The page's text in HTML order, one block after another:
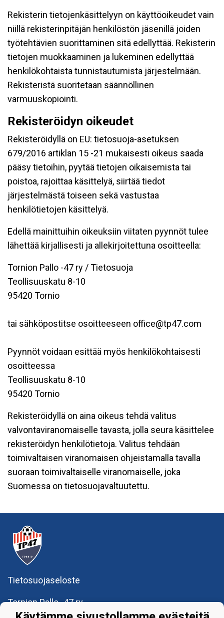
Rekisterin tietojenkäsittelyyn on käyttöoikeudet vain
niillä rekisterinpitäjän henkilöstön jäsenillä joiden
työtehtävien suorittaminen sitä edellyttää. Rekisterin
tietojen muokkaaminen ja lukeminen edellyttää
henkilökohtaista tunnistautumista järjestelmään.
Rekisteristä suoritetaan säännöllinen
varmuuskopiointi.
Rekisteröidyn oikeudet
Rekisteröidyllä on EU: tietosuoja-asetuksen
679/2016 artiklan 15 -21 mukaisesti oikeus saada
pääsy tietoihin, pyytää tietojen oikaisemista tai
poistoa, rajoittaa käsittelyä, siirtää tiedot
järjestelmästä toiseen sekä vastustaa
henkilötietojen käsittelyä.
Edellä mainittuihin oikeuksiin viitaten pyynnöt tulee
lähettää kirjallisesti ja allekirjoitettuna osoitteella:
Tornion Pallo -47 ry / Tietosuoja
Teollisuuskatu 8-10
95420 Tornio
tai sähköpostitse osoitteeseen office@tp47.com
Pyynnöt voidaan esittää myös henkilökohtaisesti
osoitteessa
Teollisuuskatu 8-10
95420 Tornio
Rekisteröidyllä on aina oikeus tehdä valitus
valvontaviranomaiselle tavasta, jolla seura käsittelee
rekisteröidyn henkilötietoja. Valitus tehdään
toimivaltaisen viranomaisen ohjeistamalla tavalla
suoraan toimivaltaiselle viranomaiselle, joka
Suomessa on tietosuojavaltuutettu.
Tietosuojaseloste
Tornion Pallo -47 ry
Teollisuuskatu 8-10